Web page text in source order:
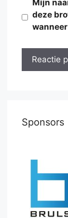
Mijn
deze
Sponsors